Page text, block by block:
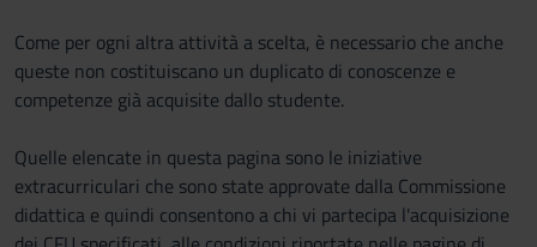
Come per ogni altra attività a scelta, è necessario che anche
queste non costituiscano un duplicato di conoscenze e
competenze già acquisite dallo studente.
Quelle elencate in questa pagina sono le iniziative
extracurriculari che sono state approvate dalla Commissione
didattica e quindi consentono a chi vi partecipa l'acquisizione